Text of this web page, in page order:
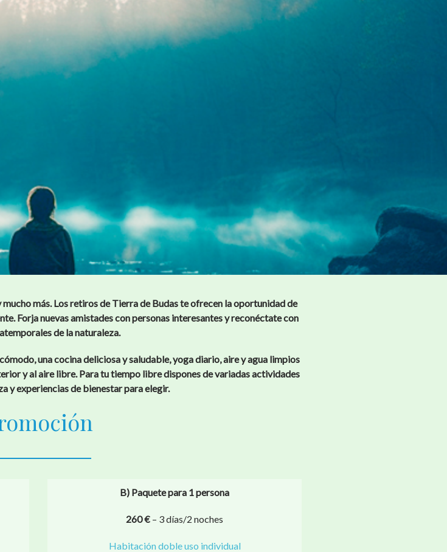
más. Los retiros de Tierra de Budas te ofrecen la oportunidad de
Forja nuevas amistades con personas interesantes y reconéctate con
de la naturaleza.
una cocina deliciosa y saludable, yoga diario, aire y agua limpios
y al aire libre. Para tu tiempo libre dispones de variadas actividades
y experiencias de bienestar para elegir.
B) Paquete para 1 persona
260 € – 3 días/2 noches
Habitación doble uso individual